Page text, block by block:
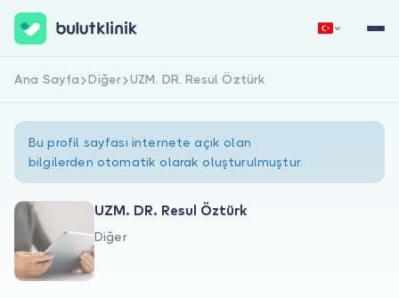
Hakkımızda
Hemen Kaydol Giriş Yap
Ana Sayfa Diğer UZM. DR. Resul Öztürk
Bu profil sayfası internete açık olan
bilgilerden otomatik olarak oluşturulmuştur.
UZM. DR. Resul Öztürk
Diğer